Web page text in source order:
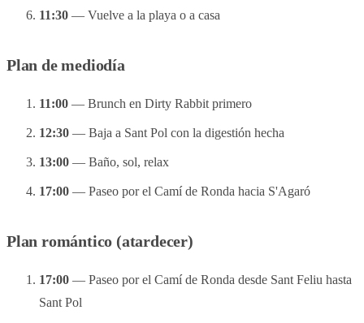
11:30 — Vuelve a la playa o a casa
Plan de mediodía
11:00 — Brunch en Dirty Rabbit primero
12:30 — Baja a Sant Pol con la digestión hecha
13:00 — Baño, sol, relax
17:00 — Paseo por el Camí de Ronda hacia S'Agaró
Plan romántico (atardecer)
17:00 — Paseo por el Camí de Ronda desde Sant Feliu hasta
Sant Pol